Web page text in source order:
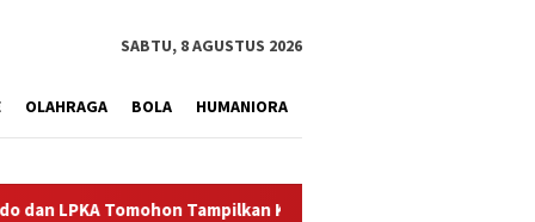
SABTU, 8 AGUSTUS 2026
OLAHRAGA BOLA HUMANIORA
Tomohon Tampilkan Karya Warga Binaan di TIFF 2026